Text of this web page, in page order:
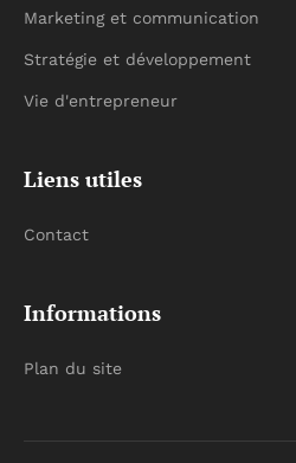
Marketing et communication
Stratégie et développement
Vie d'entrepreneur
Liens utiles
Contact
Informations
Plan du site